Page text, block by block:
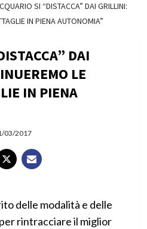
SI “DISTACCA” DAI GRILLINI:
IN PIENA AUTONOMIA”
DAI
LE
IN PIENA
03/2017
delle modalità e delle
rintracciare il miglior